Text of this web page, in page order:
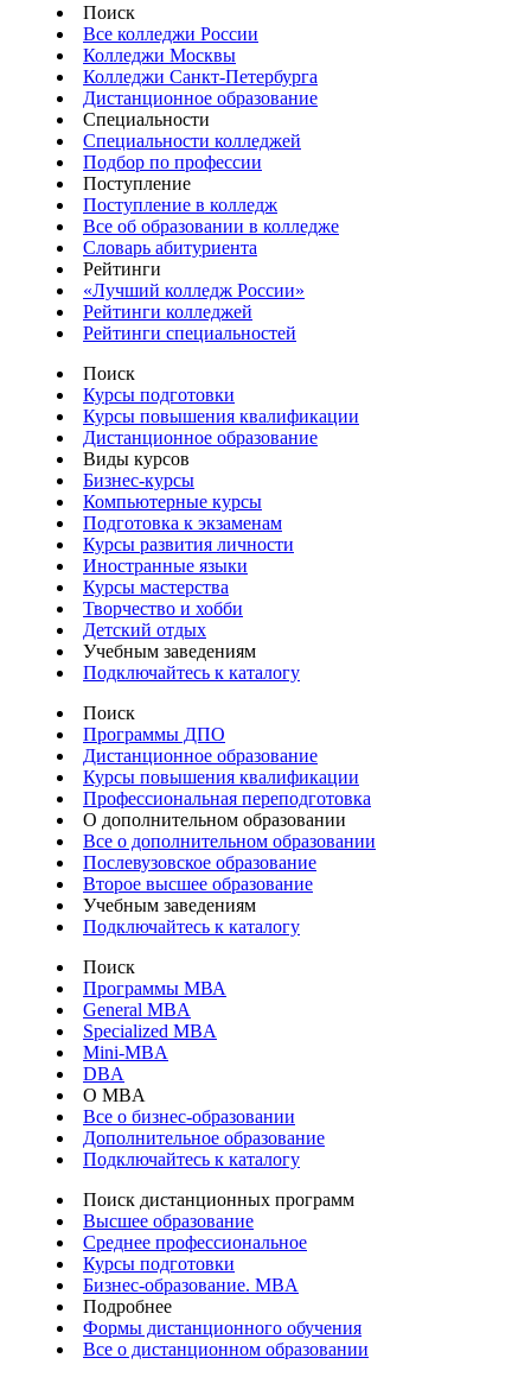
Поиск
Все колледжи России
Колледжи Москвы
Колледжи Санкт-Петербурга
Дистанционное образование
Специальности
Специальности колледжей
Подбор по профессии
Поступление
Поступление в колледж
Все об образовании в колледже
Словарь абитуриента
Рейтинги
«Лучший колледж России»
Рейтинги колледжей
Рейтинги специальностей
Поиск
Курсы подготовки
Курсы повышения квалификации
Дистанционное образование
Виды курсов
Бизнес-курсы
Компьютерные курсы
Подготовка к экзаменам
Курсы развития личности
Иностранные языки
Курсы мастерства
Творчество и хобби
Детский отдых
Учебным заведениям
Подключайтесь к каталогу
Поиск
Программы ДПО
Дистанционное образование
Курсы повышения квалификации
Профессиональная переподготовка
О дополнительном образовании
Все о дополнительном образовании
Послевузовское образование
Второе высшее образование
Учебным заведениям
Подключайтесь к каталогу
Поиск
Программы МВА
General MBA
Specialized MBA
Mini-MBA
DBA
О MBA
Все о бизнес-образовании
Дополнительное образование
Подключайтесь к каталогу
Поиск дистанционных программ
Высшее образование
Среднее профессиональное
Курсы подготовки
Бизнес-образование. MBA
Подробнее
Формы дистанционного обучения
Все о дистанционном образовании